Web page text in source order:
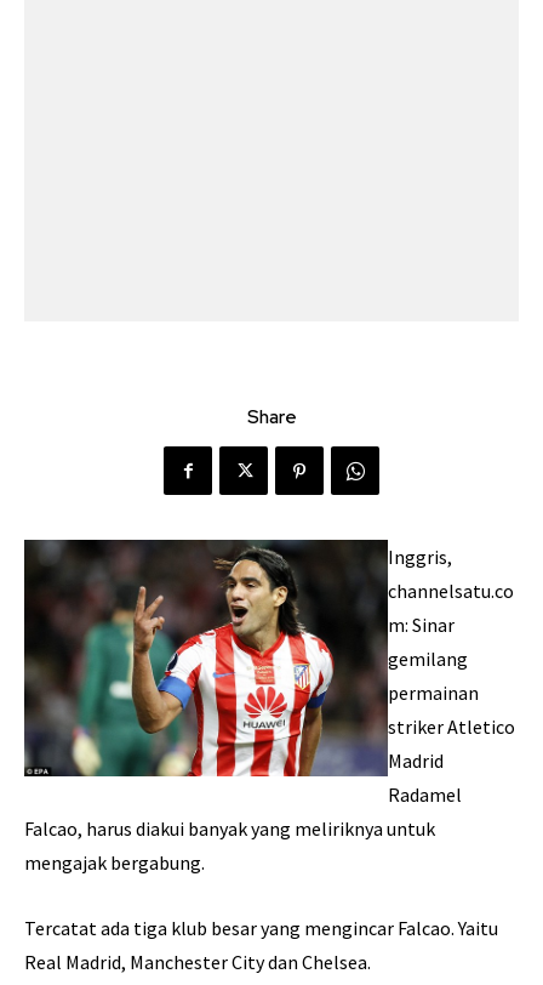
Share
Inggris,
channelsatu.co
m: Sinar
gemilang
permainan
striker Atletico
Madrid
Radamel
Falcao, harus diakui banyak yang meliriknya untuk
mengajak bergabung.
Tercatat ada tiga klub besar yang mengincar Falcao. Yaitu
Real Madrid, Manchester City dan Chelsea.